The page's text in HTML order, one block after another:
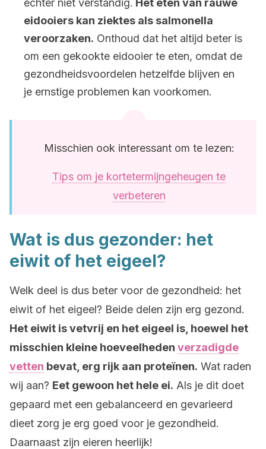
echter niet verstandig. Het eten van rauwe
eidooiers kan ziektes als salmonella
veroorzaken. Onthoud dat het altijd beter is
om een gekookte eidooier te eten, omdat de
gezondheidsvoordelen hetzelfde blijven en
je ernstige problemen kan voorkomen.
Misschien ook interessant om te lezen:
Tips om je kortetermijngeheugen te
verbeteren
Wat is dus gezonder: het
eiwit of het eigeel?
Welk deel is dus beter voor de gezondheid: het
eiwit of het eigeel? Beide delen zijn erg gezond.
Het eiwit is vetvrij en het eigeel is, hoewel het
misschien kleine hoeveelheden verzadigde
vetten bevat, erg rijk aan proteïnen. Wat raden
wij aan? Eet gewoon het hele ei. Als je dit doet
gepaard met een gebalanceerd en gevarieerd
dieet zorg je erg goed voor je gezondheid.
Daarnaast zijn eieren heerlijk!